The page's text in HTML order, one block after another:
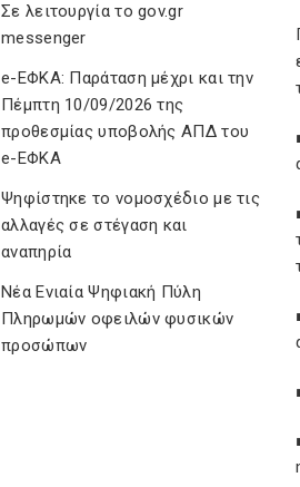
Σε λειτουργία το gov.gr
messenger
e-ΕΦΚΑ: Παράταση μέχρι και την
Πέμπτη 10/09/2026 της
προθεσμίας υποβολής ΑΠΔ του
e-ΕΦΚΑ
Ψηφίστηκε το νομοσχέδιο με τις
αλλαγές σε στέγαση και
αναπηρία
Νέα Ενιαία Ψηφιακή Πύλη
Πληρωμών οφειλών φυσικών
προσώπων